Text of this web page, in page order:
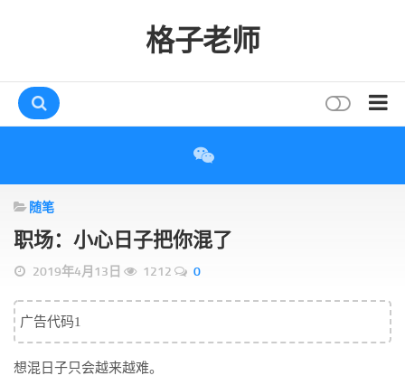
格子老师
互动
评论
打赏
读者
存档
随笔
职场：小心日子把你混了
2019年4月13日 1212 0
广告代码1
想混日子只会越来越难。